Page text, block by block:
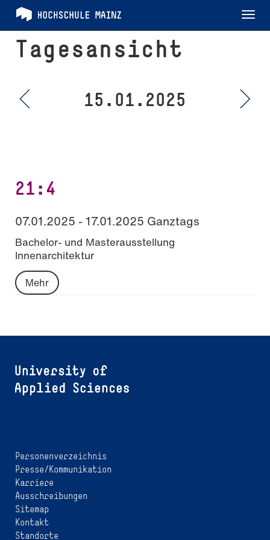
Tagesansicht
15.01.2025
21:4
07.01.2025 - 17.01.2025 Ganztags
Bachelor- und Masterausstellung
Innenarchitektur
Mehr
Personenverzeichnis
Presse/Kommunikation
Karriere
Ausschreibungen
Sitemap
Kontakt
Standorte